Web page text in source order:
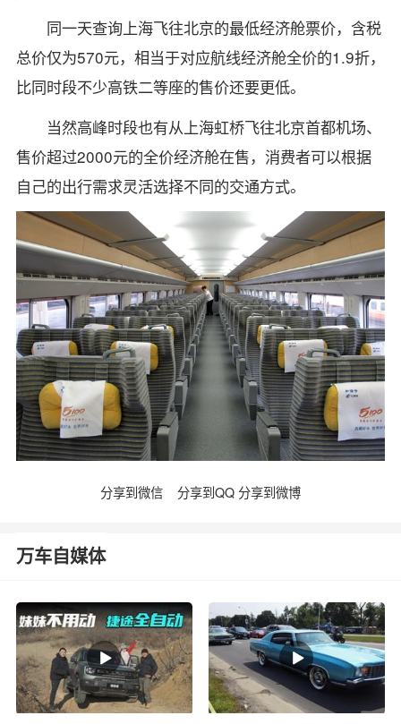
同一天查询上海飞往北京的最低经济舱票价，含税
总价仅为570元，相当于对应航线经济舱全价的1.9折，
比同时段不少高铁二等座的售价还要更低。
当然高峰时段也有从上海虹桥飞往北京首都机场、
售价超过2000元的全价经济舱在售，消费者可以根据
自己的出行需求灵活选择不同的交通方式。
分享到微信 分享到QQ 分享到微博
万车自媒体